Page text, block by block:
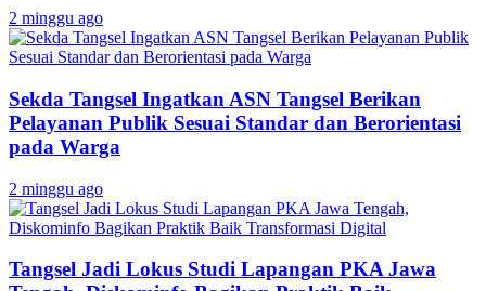
2 minggu ago
Sekda Tangsel Ingatkan ASN Tangsel Berikan
Pelayanan Publik Sesuai Standar dan Berorientasi
pada Warga
2 minggu ago
Tangsel Jadi Lokus Studi Lapangan PKA Jawa